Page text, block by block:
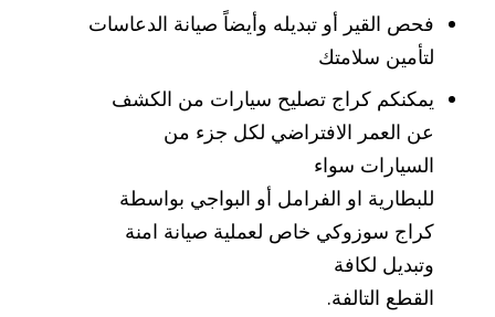
فحص القير أو تبديله وأيضاً صيانة الدعاسات
لتأمين سلامتك
يمكنكم كراج تصليح سيارات من الكشف
عن العمر الافتراضي لكل جزء من
السيارات سواء
للبطارية او الفرامل أو البواجي بواسطة
كراج سوزوكي خاص لعملية صيانة امنة
وتبديل لكافة
القطع التالفة.